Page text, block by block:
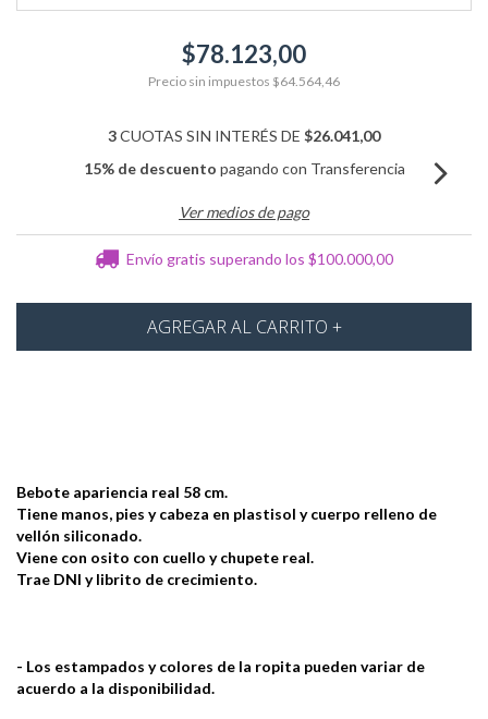
$78.123,00
Precio sin impuestos $64.564,46
3CUOTAS SIN INTERÉS DE $26.041,00
15% de descuento pagando con Transferencia
Ver medios de pago
Envío gratis superando los $100.000,00
Bebote apariencia real 58 cm.
Tiene manos, pies y cabeza en plastisol y cuerpo relleno de
vellón siliconado.
Viene con osito con cuello y chupete real.
Trae DNI y librito de crecimiento.
- Los estampados y colores de la ropita pueden variar de
acuerdo a la disponibilidad.